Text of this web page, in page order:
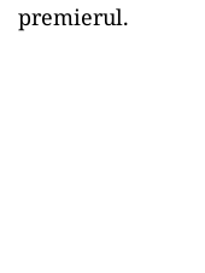
premierul.